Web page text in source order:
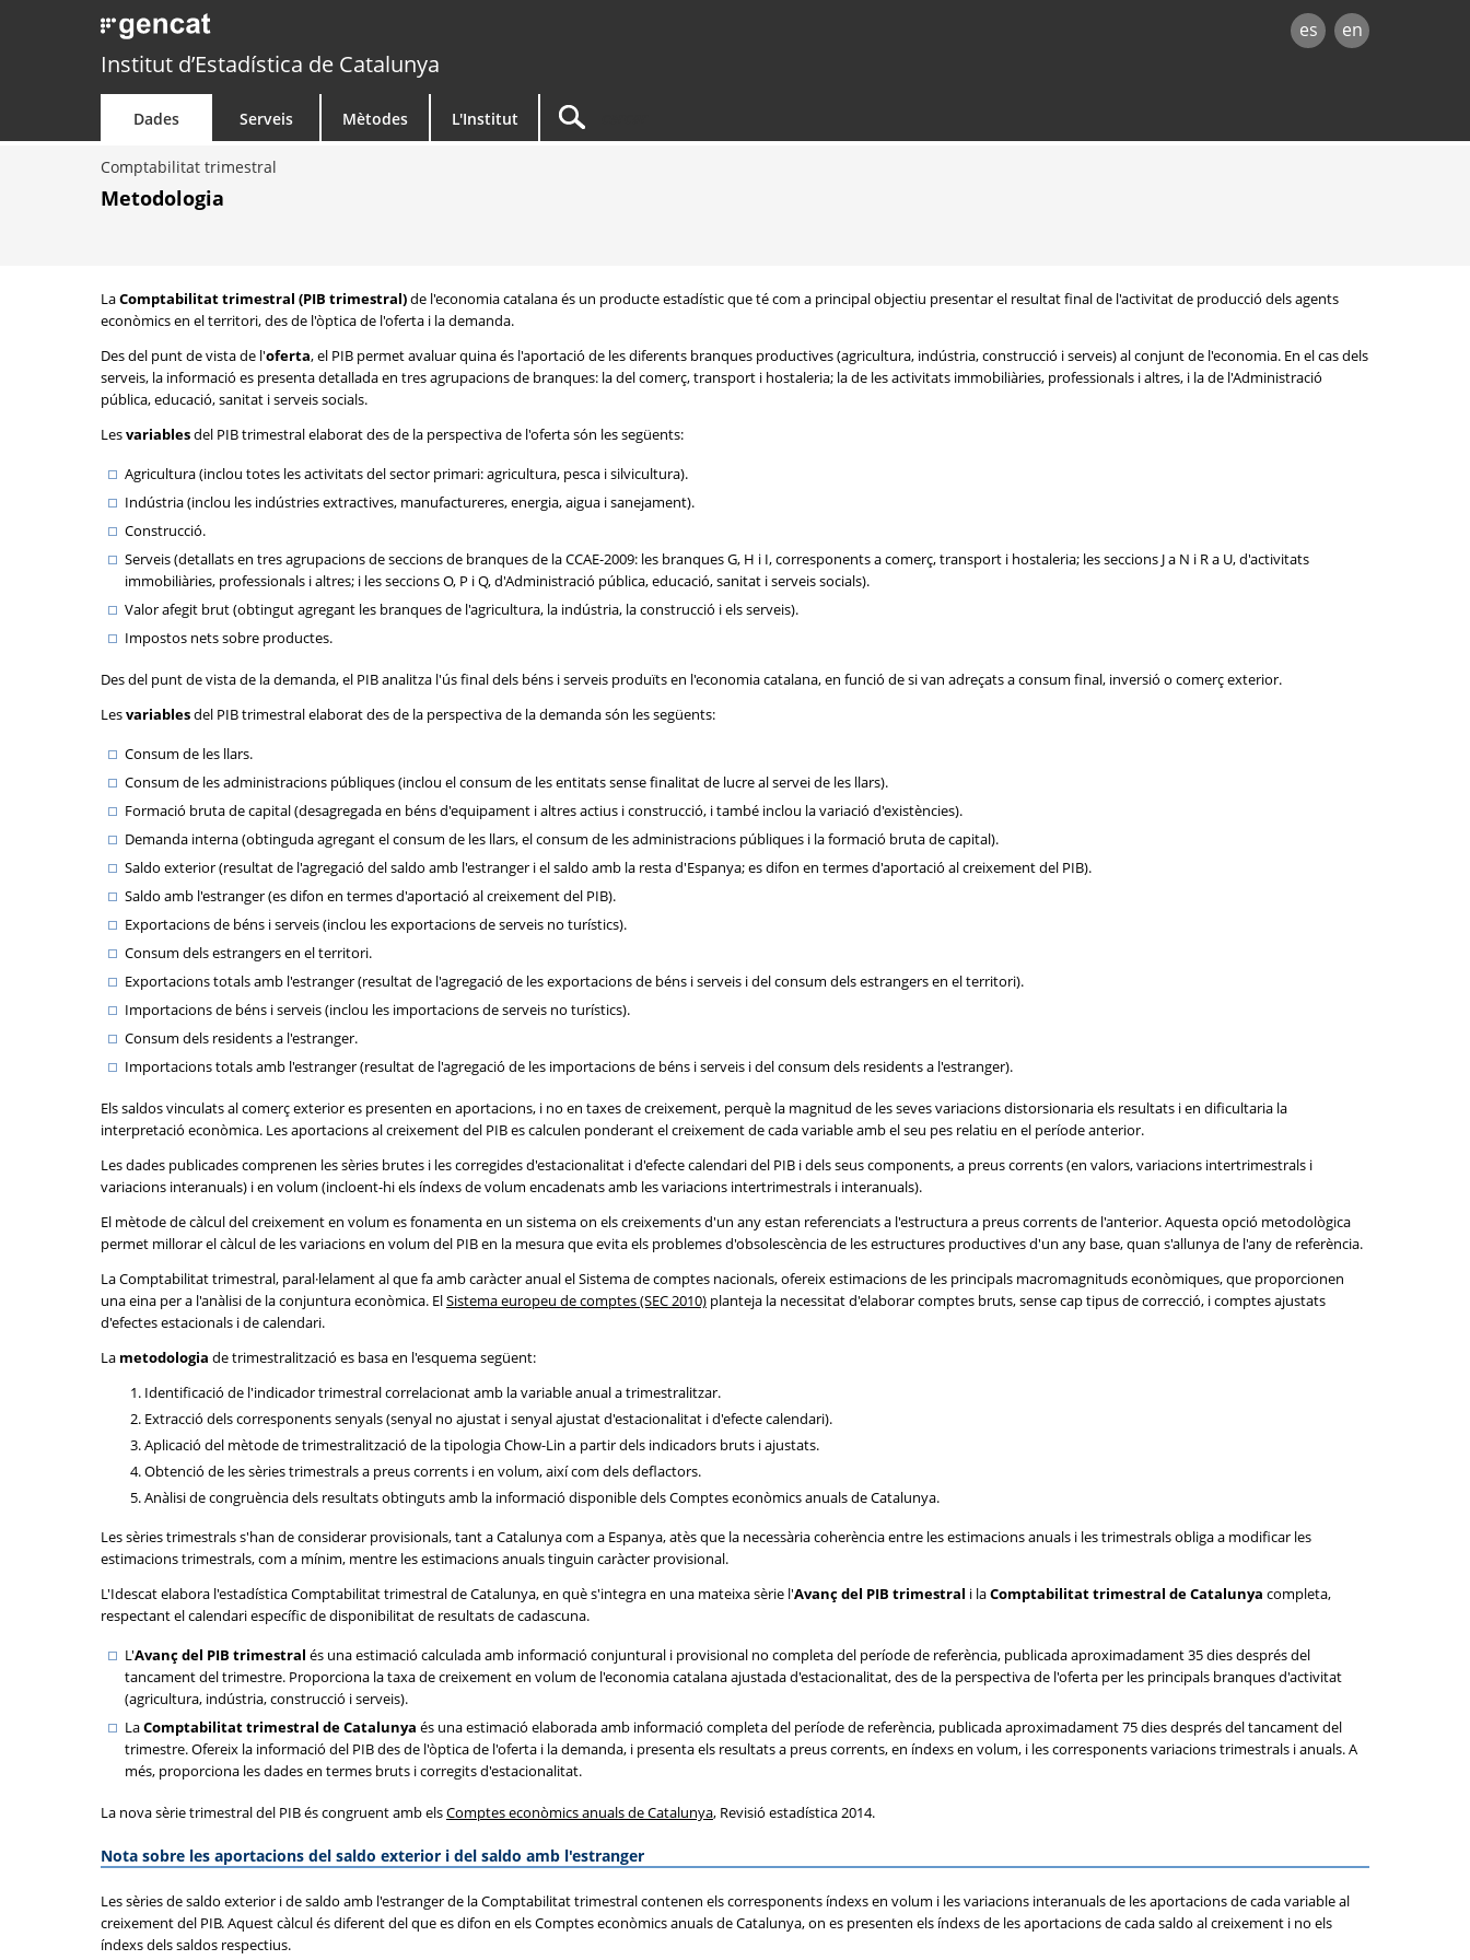
es en
Institut d’Estadística de Catalunya
Dades Serveis Mètodes L'Institut
Comptabilitat trimestral
Metodologia
LaComptabilitat trimestral (PIB trimestral)de l'economia catalana és un producte estadístic que té com a principal objectiu presentar el resultat final de l'activitat de producció dels agents
econòmics en el territori, des de l'òptica de l'oferta i la demanda.
Des del punt de vista de l'oferta, el PIB permet avaluar quina és l'aportació de les diferents branques productives (agricultura, indústria, construcció i serveis) al conjunt de l'economia. En el cas dels
serveis, la informació es presenta detallada en tres agrupacions de branques: la del comerç, transport i hostaleria; la de les activitats immobiliàries, professionals i altres, i la de l'Administració
pública, educació, sanitat i serveis socials.
Lesvariablesdel PIB trimestral elaborat des de la perspectiva de l'oferta són les següents:
Agricultura (inclou totes les activitats del sector primari: agricultura, pesca i silvicultura).
Indústria (inclou les indústries extractives, manufactureres, energia, aigua i sanejament).
Construcció.
Serveis (detallats en tres agrupacions de seccions de branques de la CCAE-2009: les branques G, H i I, corresponents a comerç, transport i hostaleria; les seccions J a N i R a U, d'activitats
immobiliàries, professionals i altres; i les seccions O, P i Q, d'Administració pública, educació, sanitat i serveis socials).
Valor afegit brut (obtingut agregant les branques de l'agricultura, la indústria, la construcció i els serveis).
Impostos nets sobre productes.
Des del punt de vista de la demanda, el PIB analitza l'ús final dels béns i serveis produïts en l'economia catalana, en funció de si van adreçats a consum final, inversió o comerç exterior.
Lesvariablesdel PIB trimestral elaborat des de la perspectiva de la demanda són les següents:
Consum de les llars.
Consum de les administracions públiques (inclou el consum de les entitats sense finalitat de lucre al servei de les llars).
Formació bruta de capital (desagregada en béns d'equipament i altres actius i construcció, i també inclou la variació d'existències).
Demanda interna (obtinguda agregant el consum de les llars, el consum de les administracions públiques i la formació bruta de capital).
Saldo exterior (resultat de l'agregació del saldo amb l'estranger i el saldo amb la resta d'Espanya; es difon en termes d'aportació al creixement del PIB).
Saldo amb l'estranger (es difon en termes d'aportació al creixement del PIB).
Exportacions de béns i serveis (inclou les exportacions de serveis no turístics).
Consum dels estrangers en el territori.
Exportacions totals amb l'estranger (resultat de l'agregació de les exportacions de béns i serveis i del consum dels estrangers en el territori).
Importacions de béns i serveis (inclou les importacions de serveis no turístics).
Consum dels residents a l'estranger.
Importacions totals amb l'estranger (resultat de l'agregació de les importacions de béns i serveis i del consum dels residents a l'estranger).
Els saldos vinculats al comerç exterior es presenten en aportacions, i no en taxes de creixement, perquè la magnitud de les seves variacions distorsionaria els resultats i en dificultaria la
interpretació econòmica. Les aportacions al creixement del PIB es calculen ponderant el creixement de cada variable amb el seu pes relatiu en el període anterior.
Les dades publicades comprenen les sèries brutes i les corregides d'estacionalitat i d'efecte calendari del PIB i dels seus components, a preus corrents (en valors, variacions intertrimestrals i
variacions interanuals) i en volum (incloent-hi els índexs de volum encadenats amb les variacions intertrimestrals i interanuals).
El mètode de càlcul del creixement en volum es fonamenta en un sistema on els creixements d'un any estan referenciats a l'estructura a preus corrents de l'anterior. Aquesta opció metodològica
permet millorar el càlcul de les variacions en volum del PIB en la mesura que evita els problemes d'obsolescència de les estructures productives d'un any base, quan s'allunya de l'any de referència.
La Comptabilitat trimestral, paral·lelament al que fa amb caràcter anual el Sistema de comptes nacionals, ofereix estimacions de les principals macromagnituds econòmiques, que proporcionen
una eina per a l'anàlisi de la conjuntura econòmica. ElSistema europeu de comptes (SEC 2010) planteja la necessitat d'elaborar comptes bruts, sense cap tipus de correcció, i comptes ajustats
d'efectes estacionals i de calendari.
La metodologia de trimestralització es basa en l'esquema següent:
Identificació de l'indicador trimestral correlacionat amb la variable anual a trimestralitzar.
Extracció dels corresponents senyals (senyal no ajustat i senyal ajustat d'estacionalitat i d'efecte calendari).
Aplicació del mètode de trimestralització de la tipologia Chow-Lin a partir dels indicadors bruts i ajustats.
Obtenció de les sèries trimestrals a preus corrents i en volum, així com dels deflactors.
Anàlisi de congruència dels resultats obtinguts amb la informació disponible dels Comptes econòmics anuals de Catalunya.
Les sèries trimestrals s'han de considerar provisionals, tant a Catalunya com a Espanya, atès que la necessària coherència entre les estimacions anuals i les trimestrals obliga a modificar les
estimacions trimestrals, com a mínim, mentre les estimacions anuals tinguin caràcter provisional.
L'Idescat elabora l'estadística Comptabilitat trimestral de Catalunya, en què s'integra en una mateixa sèrie l'Avanç del PIB trimestral i laComptabilitat trimestral de Catalunya completa,
respectant el calendari específic de disponibilitat de resultats de cadascuna.
L'Avanç del PIB trimestral és una estimació calculada amb informació conjuntural i provisional no completa del període de referència, publicada aproximadament 35 dies després del
tancament del trimestre. Proporciona la taxa de creixement en volum de l'economia catalana ajustada d'estacionalitat, des de la perspectiva de l'oferta per les principals branques d'activitat
(agricultura, indústria, construcció i serveis).
LaComptabilitat trimestral de Catalunya és una estimació elaborada amb informació completa del període de referència, publicada aproximadament 75 dies després del tancament del
trimestre. Ofereix la informació del PIB des de l'òptica de l'oferta i la demanda, i presenta els resultats a preus corrents, en índexs en volum, i les corresponents variacions trimestrals i anuals. A
més, proporciona les dades en termes bruts i corregits d'estacionalitat.
La nova sèrie trimestral del PIB és congruent amb elsComptes econòmics anuals de Catalunya, Revisió estadística 2014.
Nota sobre les aportacions del saldo exterior i del saldo amb l'estranger
Les sèries de saldo exterior i de saldo amb l'estranger de la Comptabilitat trimestral contenen els corresponents índexs en volum i les variacions interanuals de les aportacions de cada variable al
creixement del PIB. Aquest càlcul és diferent del que es difon en els Comptes econòmics anuals de Catalunya, on es presenten els índexs de les aportacions de cada saldo al creixement i no els
índexs dels saldos respectius.